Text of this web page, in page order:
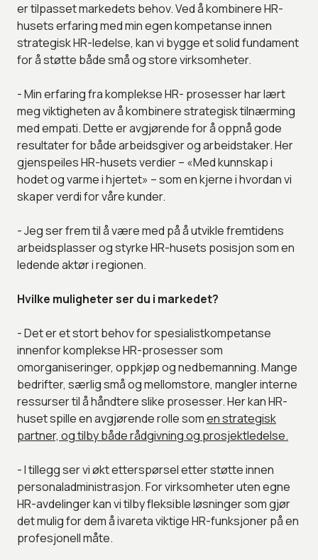
er tilpasset markedets behov. Ved å kombinere HR-
husets erfaring med min egen kompetanse innen
strategisk HR-ledelse, kan vi bygge et solid fundament
for å støtte både små og store virksomheter.
- Min erfaring fra komplekse HR- prosesser har lært
meg viktigheten av å kombinere strategisk tilnærming
med empati. Dette er avgjørende for å oppnå gode
resultater for både arbeidsgiver og arbeidstaker. Her
gjenspeiles HR-husets verdier – «Med kunnskap i
hodet og varme i hjertet» – som en kjerne i hvordan vi
skaper verdi for våre kunder.
- Jeg ser frem til å være med på å utvikle fremtidens
arbeidsplasser og styrke HR-husets posisjon som en
ledende aktør i regionen.
Hvilke muligheter ser du i markedet?
- Det er et stort behov for spesialistkompetanse
innenfor komplekse HR-prosesser som
omorganiseringer, oppkjøp og nedbemanning. Mange
bedrifter, særlig små og mellomstore, mangler interne
ressurser til å håndtere slike prosesser. Her kan HR-
huset spille en avgjørende rolle somen strategisk
partner, og tilby både rådgivning og prosjektledelse.
- I tillegg ser vi økt etterspørsel etter støtte innen
personaladministrasjon. For virksomheter uten egne
HR-avdelinger kan vi tilby fleksible løsninger som gjør
det mulig for dem å ivareta viktige HR-funksjoner på en
profesjonell måte.